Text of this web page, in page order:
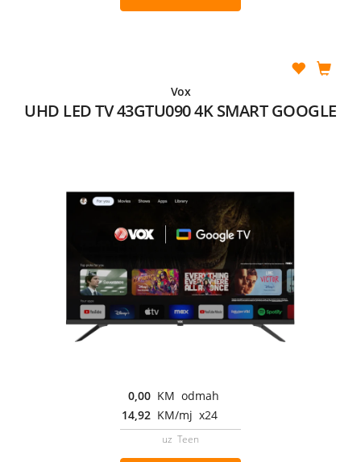
Vox
UHD LED TV 43GTU090 4K SMART GOOGLE
0,00 KM odmah
14,92 KM/mj x24
uz Teen